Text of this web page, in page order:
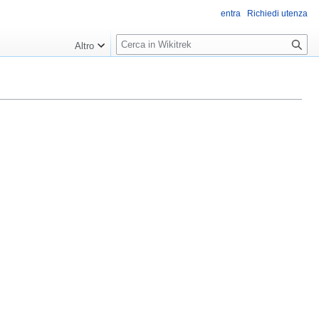
entra Richiedi utenza
Altro
R
i
r